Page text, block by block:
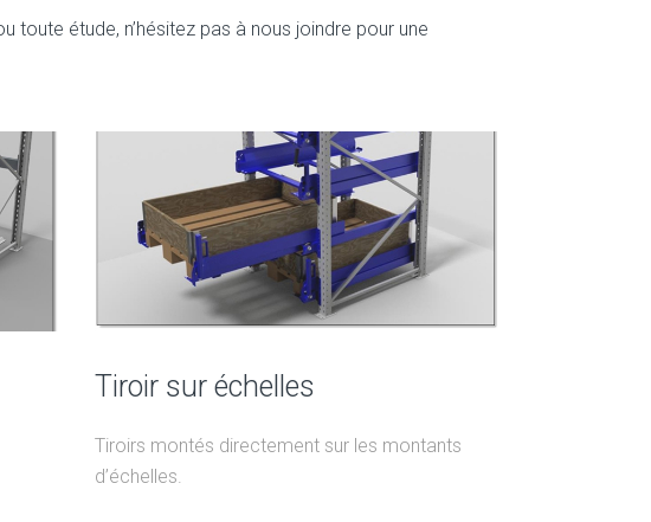
toute étude, n’hésitez pas à nous joindre pour une
Tiroir sur échelles
Tiroirs montés directement sur les montants
d’échelles.